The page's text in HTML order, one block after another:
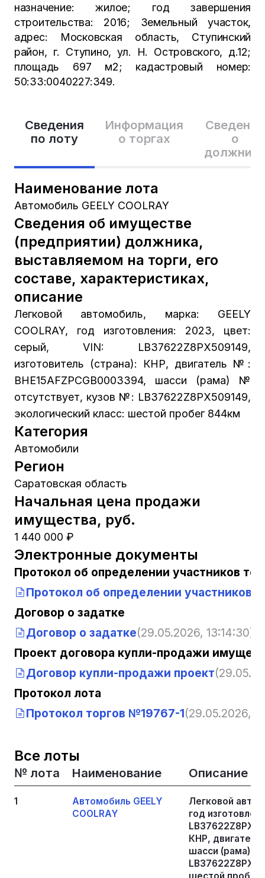
Сведения
по лоту
Информация
о торгах
Сведения
о
Наименование лота
Автомобиль GEELY COOLRAY
Сведения об имуществе
(предприятии) должника,
выставляемом на торги, его
составе, характеристиках,
описание
Легковой автомобиль, марка: GEELY
COOLRAY, год изготовления: 2023, цвет:
серый, VIN: LB37622Z8PХ509149,
изготовитель (страна): КНР, двигатель №:
BHE15AFZPCGB0003394, шасси (рама) №
отсутствует, кузов №: LB37622Z8PХ509149,
экологический класс: шестой пробег 844км
Категория
Автомобили
Регион
Саратовская область
Начальная цена продажи
имущества, руб.
1 440 000 ₽
Электронные документы
Протокол об определении участников
Протокол об определении участников
Договор о задатке
Договор о задатке(29.05.2026, 13:14:30)
Проект договора купли-продажи
Договор купли-продажи проект
Протокол лота
Протокол торгов №19767-1(29.05.2026,
Все лоты
№ лота Наименование Описание
1
Автомобиль GEELY
COOLRAY
Легковой
год
КНР,
шасси (рама) №
назначение: жилое; год завершения
строительства: 2016; Земельный участок,
адрес: Московская область, Ступинский
район, г. Ступино, ул. Н. Островского, д.12;
площадь 697 м2; кадастровый номер:
50:33:0040227:349.